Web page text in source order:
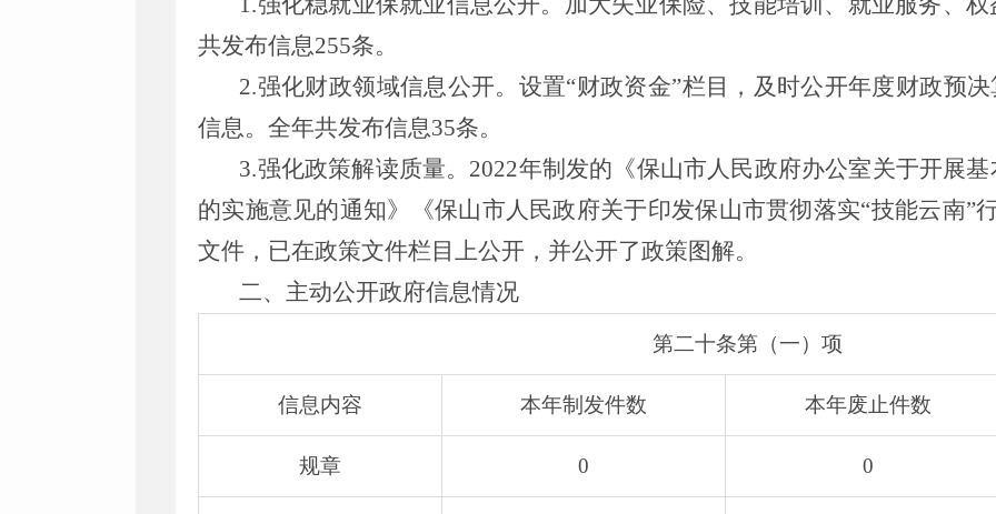
共发布信息255条。
2.强化财政领域信息公开。设置“财政资金”栏目，及时公开年度财政预
信息。全年共发布信息35条。
3.强化政策解读质量。2022年制发的《保山市人民政府办公室关于开展
的实施意见的通知》《保山市人民政府关于印发保山市贯彻落实“技能云南”
文件，已在政策文件栏目上公开，并公开了政策图解。
二、主动公开政府信息情况
第二十条第（一）项
信息内容 本年制发件数 本年废止件数
规章 0 0